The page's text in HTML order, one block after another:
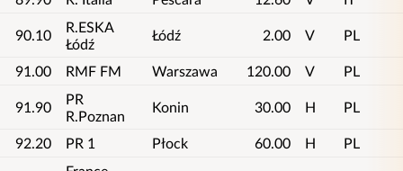
90.10
R.ESKA
Łódź
Łódź 2.00 V PL
91.00 RMF FM Warszawa 120.00 V PL
91.90
PR
R.Poznan
Konin 30.00 H PL
92.20 PR 1 Płock 60.00 H PL